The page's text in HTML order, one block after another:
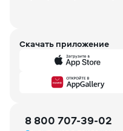
Скачать приложение
8 800 707-39-02